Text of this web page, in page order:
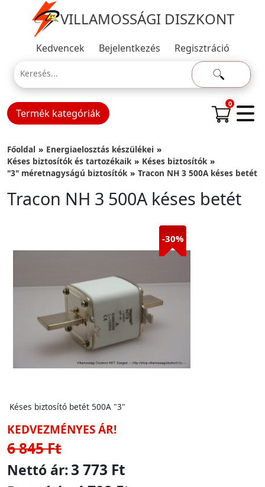
VILLAMOSSÁGI DISZKONT
Kedvencek Bejelentkezés Regisztráció
Termék kategóriák
0
Főoldal
Energiaelosztás készülékei
Késes biztosítók és tartozékaik
Késes biztosítók
"3" méretnagyságú biztosítók
Tracon NH 3 500A késes betét
Tracon NH 3 500A késes betét
-30%
Késes biztosító betét 500A "3"
KEDVEZMÉNYES ÁR!
6 845 Ft
Nettó ár:3 773 Ft